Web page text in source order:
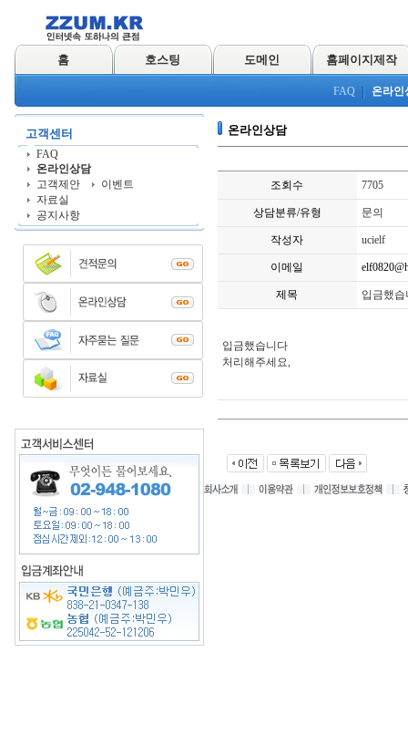
홈 호스팅 도메인 홈페이지제작
FAQ 온라인
고객센터
FAQ
온라인상담
고객제안
이벤트
자료실
공지사항
온라인상담
조회수 7705
상담분류/유형 문의
작성자 ucielf
이메일
제목 입금했습
입금했습니다
처리해주세요,